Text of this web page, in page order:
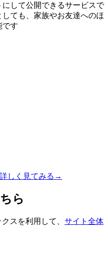
して公開できるサービスで
ても、家族やお友達へのほ
です
しく見てみる→
ら
スを利用して、 サイト全体